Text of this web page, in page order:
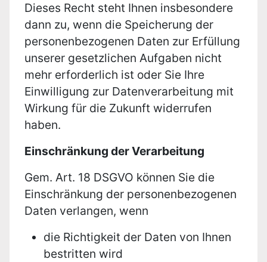
Dieses Recht steht Ihnen insbesondere
dann zu, wenn die Speicherung der
personenbezogenen Daten zur Erfüllung
unserer gesetzlichen Aufgaben nicht
mehr erforderlich ist oder Sie Ihre
Einwilligung zur Datenverarbeitung mit
Wirkung für die Zukunft widerrufen
haben.
Einschränkung der Verarbeitung
Gem. Art. 18 DSGVO können Sie die
Einschränkung der personenbezogenen
Daten verlangen, wenn
die Richtigkeit der Daten von Ihnen
bestritten wird